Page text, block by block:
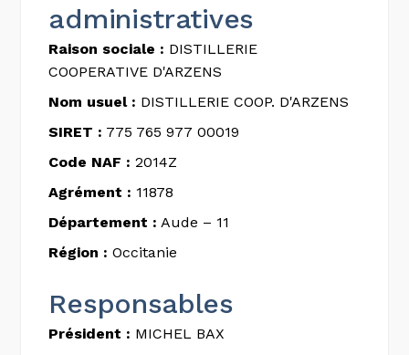
administratives
Raison sociale : DISTILLERIE
COOPERATIVE D'ARZENS
Nom usuel : DISTILLERIE COOP. D'ARZENS
SIRET : 775 765 977 00019
Code NAF : 2014Z
Agrément : 11878
Département : Aude – 11
Région : Occitanie
Responsables
Président : MICHEL BAX